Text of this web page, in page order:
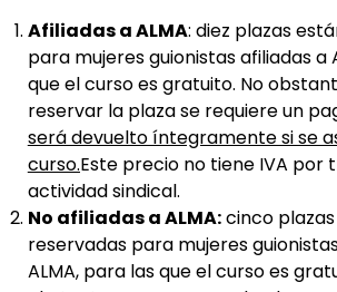
Afiliadas a ALMA: diez plazas
para mujeres guionistas afiliadas a
que el curso es gratuito. No
reservar la plaza se requiere un
será devuelto íntegramente si se
curso.Este precio no tiene IVA por
actividad sindical.
No afiliadas a ALMA:cinco
reservadas para mujeres
ALMA, para las que el curso es